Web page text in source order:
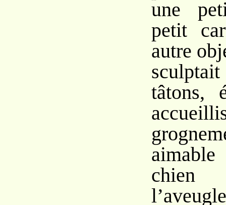
une
petit
autre
tâtons,
chien